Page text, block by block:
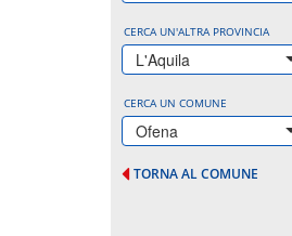
CERCA UN'ALTRA PROVINCIA
L'Aquila
CERCA UN COMUNE
Ofena
TORNA AL COMUNE